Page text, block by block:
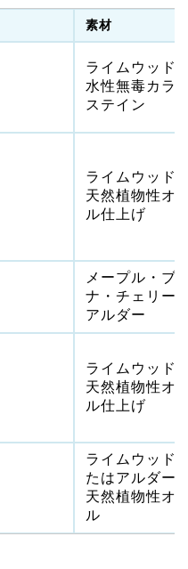
素材
ライムウッド
水性無毒カラ
ステイン
ライムウッド
天然植物性オ
ル仕上げ
メープル・ブ
ナ・チェリー
アルダー
ライムウッド
天然植物性オ
ル仕上げ
ライムウッド
たはアルダー
天然植物性オ
ル